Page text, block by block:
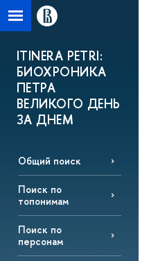
ITINERA PETRI:
БИОХРОНИКА
ПЕТРА
ВЕЛИКОГО ДЕНЬ
ЗА ДНЕМ
Общий поиск
Поиск по
топонимам
Поиск по
персонам